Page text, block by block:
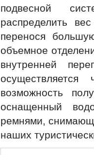
подвесной
распределить
перенося
объемное
внутренней
возможность
оснащенный
ремнями,
наших